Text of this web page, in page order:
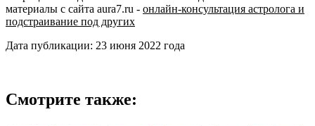
материалы с сайта aura7.ru - онлайн-консультация астролога и
подстраивание под других
Дата публикации: 23 июня 2022 года
Смотрите также: